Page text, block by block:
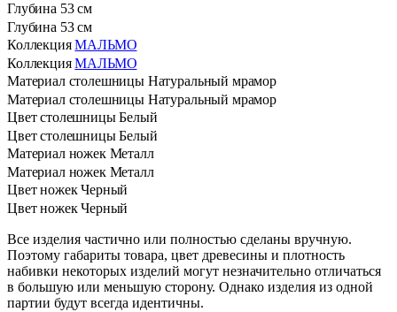
Глубина 53 см
Глубина 53 см
Коллекция МАЛЬМО
Коллекция МАЛЬМО
Материал столешницы Натуральный мрамор
Материал столешницы Натуральный мрамор
Цвет столешницы Белый
Цвет столешницы Белый
Материал ножек Металл
Материал ножек Металл
Цвет ножек Черный
Цвет ножек Черный
Все изделия частично или полностью сделаны вручную.
Поэтому габариты товара, цвет древесины и плотность
набивки некоторых изделий могут незначительно отличаться
в большую или меньшую сторону. Однако изделия из одной
партии будут всегда идентичны.